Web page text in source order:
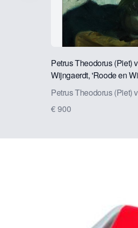
Petrus Theodorus (Piet)
Wijngaerdt, 'Roode en
olieverf op doek, ca. 1925
Petrus Theodorus (Piet)
€ 900